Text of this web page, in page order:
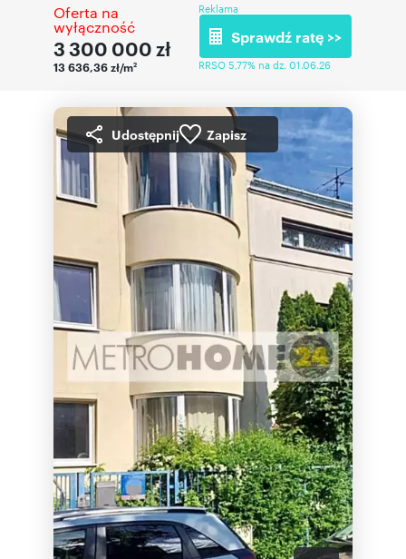
Oferta na
wyłączność
3 300 000 zł
13 636,36 zł/m2
Reklama
Sprawdź ratę >>
RRSO 5,77% na dz. 01.06.26
Udostępnij Zapisz